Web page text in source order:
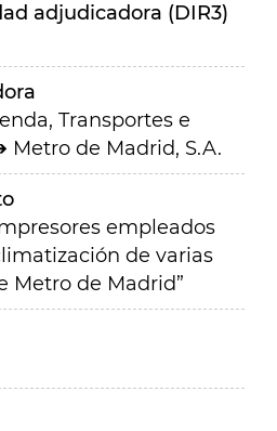
adjudicadora (DIR3)
Transportes e
Metro de Madrid, S.A.
empleados
de varias
Metro de Madrid”